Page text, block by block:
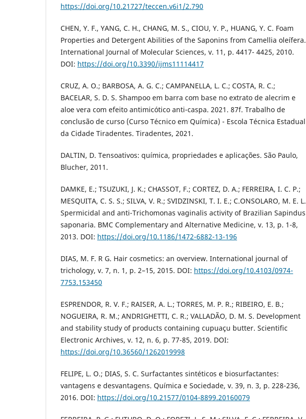
https://doi.org/10.21727/teccen.v6i1/2.790
CHEN, Y. F., YANG, C. H., CHANG, M. S., CIOU, Y. P., HUANG, Y. C. Foam
Properties and Detergent Abilities of the Saponins from Camellia oleífera.
International Journal of Molecular Sciences, v. 11, p. 4417- 4425, 2010.
DOI: https://doi.org/10.3390/ijms11114417
CRUZ, A. O.; BARBOSA, A. G. C.; CAMPANELLA, L. C.; COSTA, R. C.;
BACELAR, S. D. S. Shampoo em barra com base no extrato de alecrim e
aloe vera com efeito antimicótico anti-caspa. 2021. 87f. Trabalho de
conclusão de curso (Curso Técnico em Química) - Escola Técnica Estadual
da Cidade Tiradentes. Tiradentes, 2021.
DALTIN, D. Tensoativos: química, propriedades e aplicações. São Paulo,
Blucher, 2011.
DAMKE, E.; TSUZUKI, J. K.; CHASSOT, F.; CORTEZ, D. A.; FERREIRA, I. C. P.;
MESQUITA, C. S. S.; SILVA, V. R.; SVIDZINSKI, T. I. E.; C.ONSOLARO, M. E. L.
Spermicidal and anti-Trichomonas vaginalis activity of Brazilian Sapindus
saponaria. BMC Complementary and Alternative Medicine, v. 13, p. 1-8,
2013. DOI: https://doi.org/10.1186/1472-6882-13-196
DIAS, M. F. R G. Hair cosmetics: an overview. International journal of
trichology, v. 7, n. 1, p. 2–15, 2015. DOI: https://doi.org/10.4103/0974-
7753.153450
ESPRENDOR, R. V. F.; RAISER, A. L.; TORRES, M. P. R.; RIBEIRO, E. B.;
NOGUEIRA, R. M.; ANDRIGHETTI, C. R.; VALLADÃO, D. M. S. Development
and stability study of products containing cupuaçu butter. Scientific
Electronic Archives, v. 12, n. 6, p. 77-85, 2019. DOI:
https://doi.org/10.36560/1262019998
FELIPE, L. O.; DIAS, S. C. Surfactantes sintéticos e biosurfactantes:
vantagens e desvantagens. Química e Sociedade, v. 39, n. 3, p. 228-236,
2016. DOI: https://doi.org/10.21577/0104-8899.20160079